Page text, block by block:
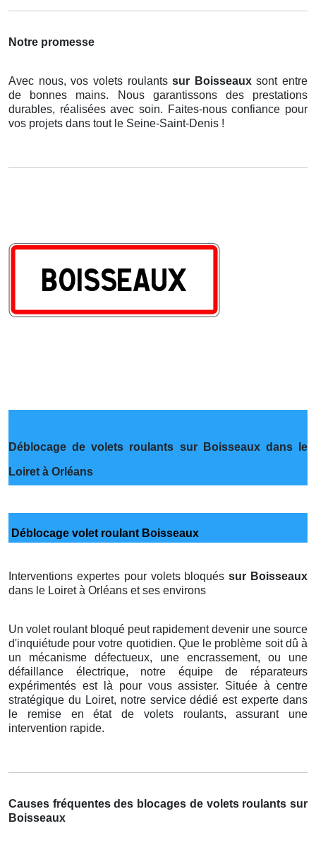
Notre promesse
Avec nous, vos volets roulantssur Boisseauxsont entre
de bonnes mains. Nous garantissons des prestations
durables, réalisées avec soin. Faites-nous confiance pour
vos projets dans tout le Seine-Saint-Denis !
Déblocage de volets roulants sur Boisseaux dans le
Loiret à Orléans
Déblocage volet roulant Boisseaux
Interventions expertes pour volets bloquéssur Boisseaux
dans le Loiret à Orléans et ses environs
Un volet roulant bloqué peut rapidement devenir une source
d'inquiétude pour votre quotidien. Que le problème soit dû à
un mécanisme défectueux, une encrassement, ou une
défaillance électrique, notre équipe de réparateurs
expérimentés est là pour vous assister. Située à centre
stratégique du Loiret, notre service dédié est experte dans
le remise en état de volets roulants, assurant une
intervention rapide.
Causes fréquentes des blocages de volets roulants sur
Boisseaux